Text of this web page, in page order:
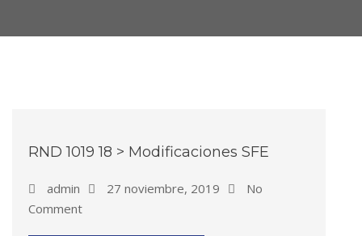
RND 1019 18 > Modificaciones SFE
admin 27 noviembre, 2019
No
Comment